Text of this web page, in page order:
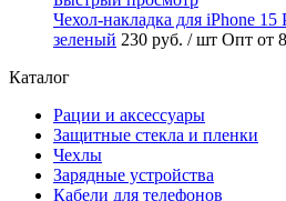
Чехол-накладка для iPhone
зеленый 230 руб. / шт Опт от
Каталог
Рации и аксессуары
Защитные стекла и пленки
Чехлы
Зарядные устройства
Кабели для телефонов